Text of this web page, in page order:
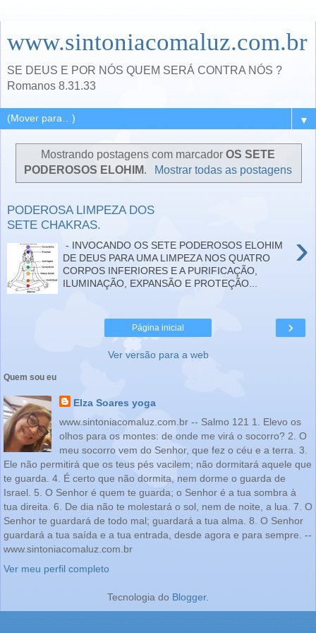
www.sintoniacomaluz.com.br
SE DEUS E POR NÓS QUEM SERÁ CONTRA NÓS ?
Romanos 8.31.33
▼
Mostrando postagens com marcador OS SETE
PODEROSOS ELOHIM. Mostrar todas as postagens
PODEROSA LIMPEZA DOS
SETE CHAKRAS.
›
- INVOCANDO OS SETE PODEROSOS ELOHIM
DE DEUS PARA UMA LIMPEZA NOS QUATRO
CORPOS INFERIORES E A PURIFICAÇÃO,
ILUMINAÇÃO, EXPANSÃO E PROTEÇÃO...
›
Página inicial
Ver versão para a web
Quem sou eu
Elza Soares yoga
www.sintoniacomaluz.com.br -- Salmo 121 1. Elevo os
olhos para os montes: de onde me virá o socorro? 2. O
meu socorro vem do Senhor, que fez o céu e a terra. 3.
Ele não permitirá que os teus pés vacilem; não dormitará aquele que
te guarda. 4. É certo que não dormita, nem dorme o guarda de
Israel. 5. O Senhor é quem te guarda; o Senhor é a tua sombra à
tua direita. 6. De dia não te molestará o sol, nem de noite, a lua. 7. O
Senhor te guardará de todo mal; guardará a tua alma. 8. O Senhor
guardará a tua saída e a tua entrada, desde agora e para sempre. --
www.sintoniacomaluz.com.br
Ver meu perfil completo
Tecnologia do Blogger.